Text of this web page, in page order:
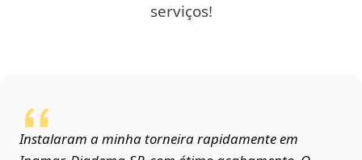
serviços!
Instalaram a minha torneira rapidamente em